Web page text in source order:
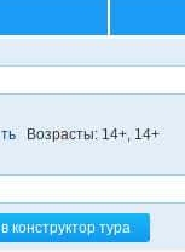
THE LANTERN
SAMUI RESOTEL
KOKOTEL KHAO LAK
SYAMA MANSION
MELATI BEACH RESORT
BARCELO COCONUT
KIMPTON MAA-LAI
BELLA VILLA PRIMA 3*
Возрасты: 14+, 14+
конструктор тура